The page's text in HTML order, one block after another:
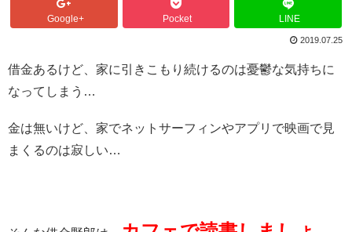
Google+ Pocket LINE
2019.07.25
借金あるけど、家に引きこもり続けるのは憂鬱な気持ちに
なってしまう…
金は無いけど、家でネットサーフィンやアプリで映画で見
まくるのは寂しい…